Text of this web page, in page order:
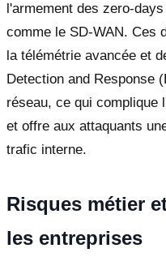
l'armement des zero-
comme le SD-WAN. Ces
la télémétrie avancée et
Detection and Response
réseau, ce qui complique
et offre aux attaquants
trafic interne.
Risques métier
les entreprises